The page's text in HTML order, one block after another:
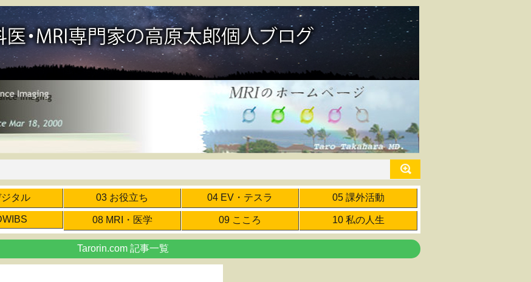
タル 03 お役立ち 04 EV・テスラ 05 課外活動
08 MRI・医学 09 こころ 10 私の人生
Tarorin.com 記事一覧